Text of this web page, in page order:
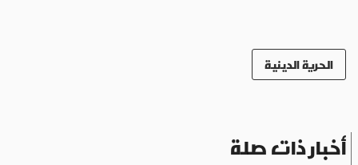
الحرية الدينية
أخبار ذات صلة